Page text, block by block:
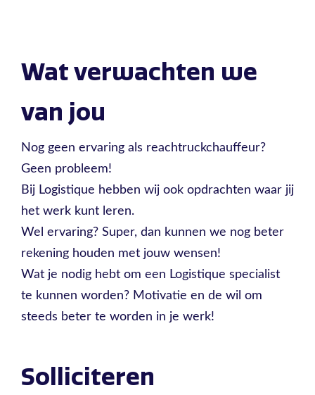
Wat verwachten we
van jou
Nog geen ervaring als reachtruckchauffeur?
Geen probleem!
Bij Logistique hebben wij ook opdrachten waar jij
het werk kunt leren.
Wel ervaring? Super, dan kunnen we nog beter
rekening houden met jouw wensen!
Wat je nodig hebt om een Logistique specialist
te kunnen worden? Motivatie en de wil om
steeds beter te worden in je werk!
Solliciteren